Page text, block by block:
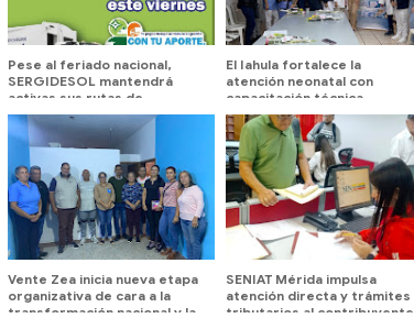
Pese al feriado nacional,
SERGIDESOL mantendrá
activas sus rutas de
recolección este viernes
#24Jul
El Iahula fortalece la
atención neonatal con
capacitación técnica
multidisciplinaria
Vente Zea inicia nueva etapa
organizativa de cara a la
transformación nacional y la
SENIAT Mérida impulsa
atención directa y trámites
tributarios al contribuyente